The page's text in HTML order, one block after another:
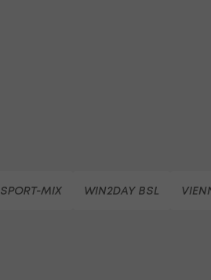
SPORT-MIX WIN2DAY BSL